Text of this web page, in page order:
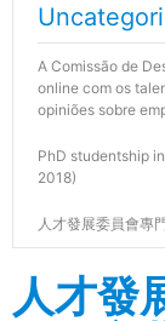
A Comissão de
online com os
opiniões sobre
PhD studentship
2018)
人才發展委員會專
人才發